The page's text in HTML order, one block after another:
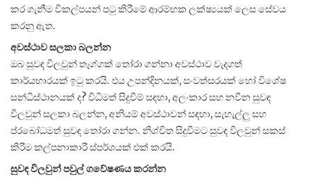
කර ගැනීම විකල්පයන් පටු කිරීමේ ආරම්භක ලක්ෂ්‍යයක් ලෙස සේවය
කරනු ඇත.
අවස්ථාව සලකා බලන්න
ඔබ සුවඳ විලවුන් තෑග්ගක් තෝරා ගන්නා අවස්ථාව වැදගත්
කාර්යභාරයක් ඉටු කරයි. එය උපන්දිනයක්, සංවත්සරයක් හෝ විශේෂ
සන්ධිස්ථානයක් ද? විධිමත් සිදුවීම් සඳහා, අලංකාර සහ නවීන සුවඳ
විලවුන් සලකා බලන්න, අනියම් අවස්ථාවන් සඳහා, සැහැල්ලු සහ
ප්රබෝධමත් සුවඳ තෝරා ගන්න. නිශ්චිත සිදුවීමට සුවඳ විලවුන් සකස්
කිරීම කල්පනාකාරී ස්පර්ශයක් එක් කරයි.
සුවඳ විලවුන් පවුල් ගවේෂණය කරන්න